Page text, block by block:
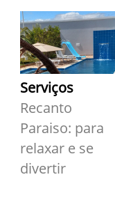
Serviços
Recanto
Paraiso: para
relaxar e se
divertir